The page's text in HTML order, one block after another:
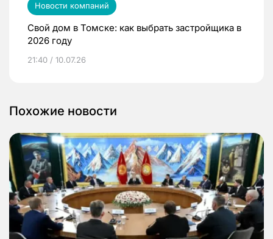
Новости компаний
Свой дом в Томске: как выбрать застройщика в
2026 году
21:40 / 10.07.26
Похожие новости